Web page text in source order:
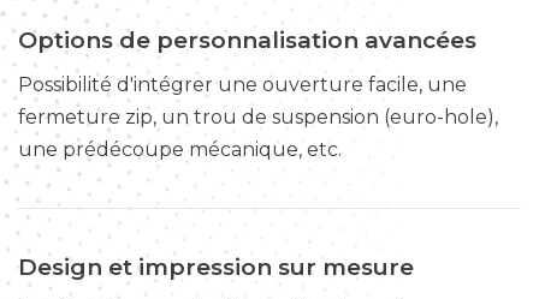
Options de personnalisation avancées
Possibilité d'intégrer une ouverture facile, une
fermeture zip, un trou de suspension (euro-hole),
une prédécoupe mécanique, etc.
Design et impression sur mesure